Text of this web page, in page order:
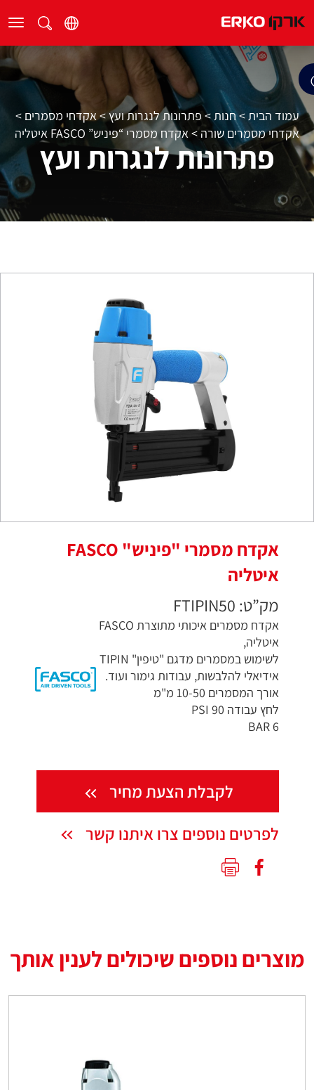
עמוד הבית >חנות >פתרונות לנגרות ועץ>אקדחי מסמרים >
אקדחי מסמרים שורה> אקדח מסמרי “פיניש” FASCO איטליה
פתרונות לנגרות ועץ
אקדח מסמרי "פיניש" FASCO
איטליה
מק”ט: FTIPIN50
אקדח מסמרים איכותי מתוצרת FASCO
איטליה,
לשימוש במסמרים מדגם "טיפין" TIPIN
אידיאלי להלבשות, עבודות גימור ועוד.
אורך המסמרים 10-50 מ"מ
לחץ עבודה 90 PSI
6 BAR
לקבלת הצעת מחיר
לפרטים נוספים צרו איתנו קשר
מוצרים נוספים שיכולים לענין אותך